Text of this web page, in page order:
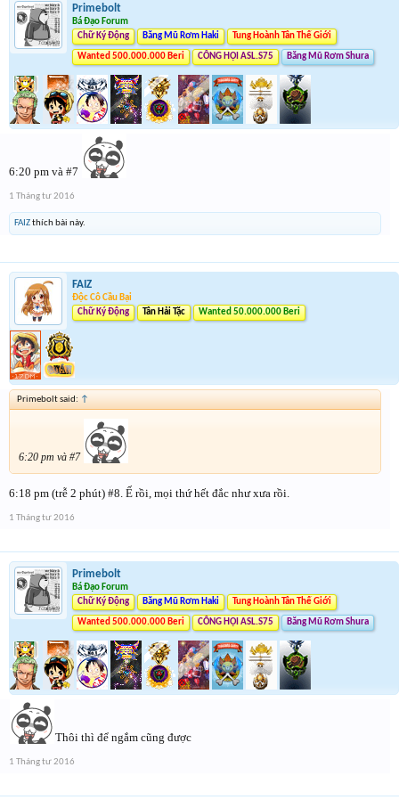
Primebolt
Bá Đạo Forum
Chữ Ký Động
Băng Mũ Rơm Haki Tung Hoành Tân Thế Giới
Wanted 500.000.000 Beri CÔNG HỘI ASL.S75 Băng Mũ Rơm Shura
6:20 pm và #7
1 Tháng tư 2016
FAIZthích bài này.
FAIZ
Độc Cô Cầu Bại
Chữ Ký Động
Tân Hải Tặc Wanted 50.000.000 Beri
Primebolt said: ↑
6:20 pm và #7
6:18 pm (trễ 2 phút) #8. Ế rồi, mọi thứ hết đắc như xưa rồi.
1 Tháng tư 2016
Primebolt
Bá Đạo Forum
Chữ Ký Động
Băng Mũ Rơm Haki Tung Hoành Tân Thế Giới
Wanted 500.000.000 Beri CÔNG HỘI ASL.S75 Băng Mũ Rơm Shura
Thôi thì để ngắm cũng được
1 Tháng tư 2016